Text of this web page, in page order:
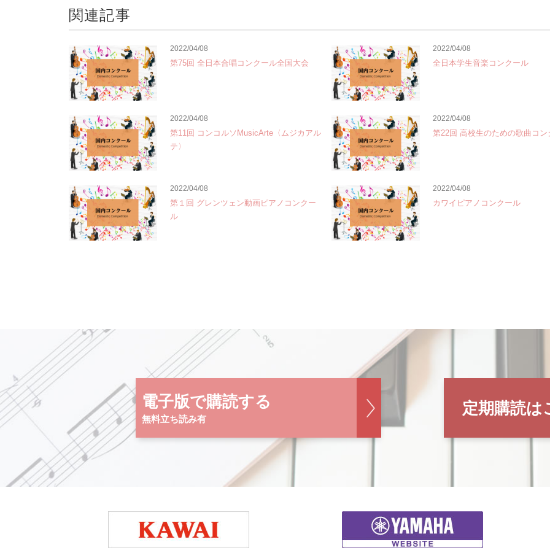
関連記事
2022/04/08
第75回 全日本合唱コンクール全国大会
2022/04/08
全日本学生音楽コンクール
2022/04/08
第11回 コンコルソMusicArte〈ムジカアル
テ〉
2022/04/08
第22回 高校生のための歌曲コン
2022/04/08
第１回 グレンツェン動画ピアノコンクー
ル
2022/04/08
カワイピアノコンクール
電子版で購読する
無料立ち読み有
定期購読は